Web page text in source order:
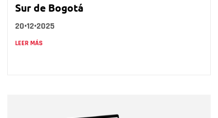
Sur de Bogotá
20•12•2025
LEER MÁS